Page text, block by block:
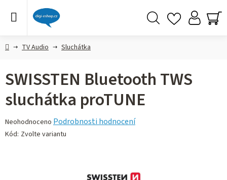
DomůTV Audio Sluchátka
SWISSTEN Bluetooth TWS
sluchátka proTUNE
Průměrné
hodnocení
Neohodnoceno Podrobnosti hodnocení
Kód: Zvolte variantu